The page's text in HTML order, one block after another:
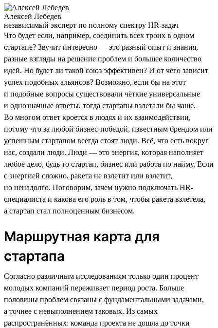
Алексей Лебедев
независимый эксперт по полному спектру HR-задач
Что будет если, например, соединить всех троих в одном
стартапе? Звучит интересно — это разный опыт и знания,
разные взгляды на решение проблем и большее количество
идей. Но будет ли такой союз эффективен? И от чего зависит
успех подобных альянсов? Возможно, если бы на этот
и подобные вопросы существовали чёткие универсальные
и однозначные ответы, тогда стартапы взлетали бы чаще.
Во многом ответ кроется в людях и их взаимодействии,
потому что за любой бизнес-победой, известным брендом или
успешным стартапом всегда стоят люди. Всё, что есть вокруг
нас, создали люди. Люди — это энергия, которая наполняет
любое дело, будь то стартап, бизнес или работа по найму. Если
с энергией сложно, ракета не взлетит или взлетит,
но ненадолго. Поговорим, зачем нужно подключать HR-
специалиста и какова его роль в том, чтобы ракета взлетела,
а стартап стал полноценным бизнесом.
Маршрутная карта для
стартапа
Согласно различным исследованиям только один процент
молодых компаний переживает период роста. Больше
половины проблем связаны с фундаментальными задачами,
а точнее с невыполнением таковых. Из самых
распространённых: команда проекта не дошла до точки